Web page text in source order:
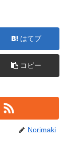
はてブ
コピー
Norimaki